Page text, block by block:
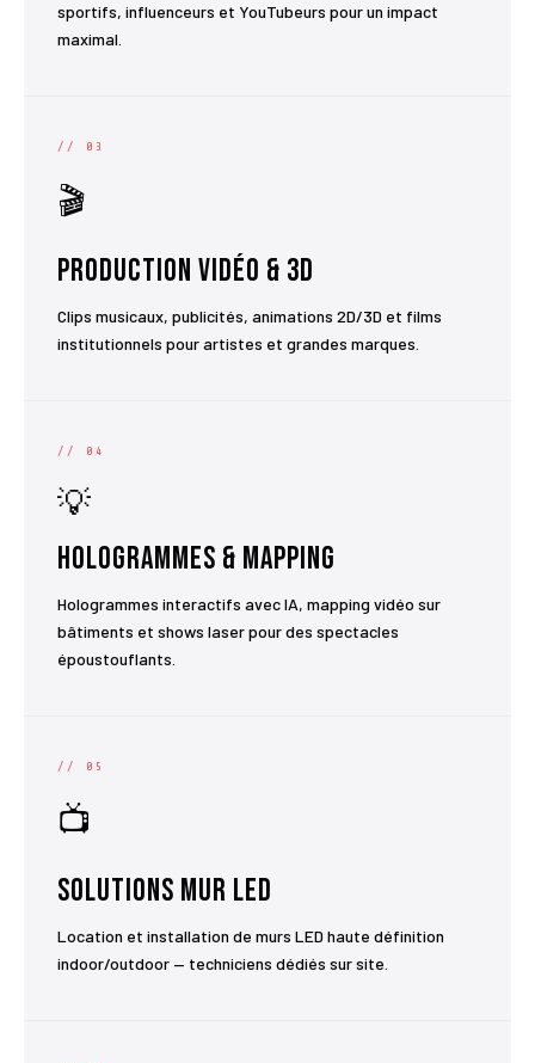
sportifs, influenceurs et YouTubeurs pour un impact
maximal.
// 03
🎬
Production Vidéo & 3D
Clips musicaux, publicités, animations 2D/3D et films
institutionnels pour artistes et grandes marques.
// 04
💡
Hologrammes & Mapping
Hologrammes interactifs avec IA, mapping vidéo sur
bâtiments et shows laser pour des spectacles
époustouflants.
// 05
📺
Solutions Mur LED
Location et installation de murs LED haute définition
indoor/outdoor — techniciens dédiés sur site.